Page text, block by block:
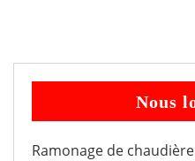
Nous
Ramonage de